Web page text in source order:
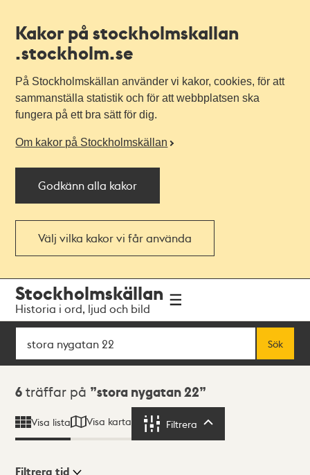
Kakor på stockholmskallan
.stockholm.se
På Stockholmskällan använder vi kakor, cookies, för att
sammanställa statistik och för att webbplatsen ska
fungera på ett bra sätt för dig.
Om kakor på Stockholmskällan
Godkänn alla kakor
Välj vilka kakor vi får använda
navigationen
huvudinnehållet
Stockholmskällan
Historia i ord, ljud och bild
Sök
Sök
Sökresultat
6 träffar på stora nygatan 22
Visa lista Visa karta Filtrera
Filtrera tid